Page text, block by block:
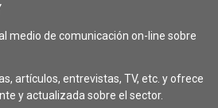
medio de comunicación on-line sobre
artículos, entrevistas, TV, etc. y ofrece
y actualizada sobre el sector.